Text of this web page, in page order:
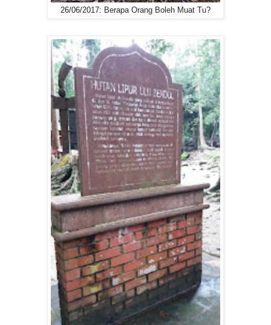
26/06/2017: Berapa Orang Boleh Muat Tu?